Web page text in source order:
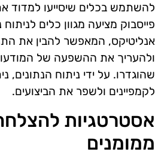
להשתמש בכלים שיסייעו למדוד
פייסבוק מציעה מגוון כלים לניתוח
אנליטיקס, המאפשר להבין את
ולהעריך את ההשפעה של
שהוגדרו. על ידי ניתוח הנתונים,
לקמפיינים ולשפר את הביצועים.
אסטרטגיות
ממומנים